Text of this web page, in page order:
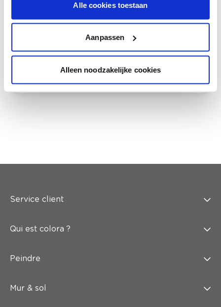
Alle cookies toestaan
Aanpassen
Alleen noodzakelijke cookies
Faites le tour de vos pièces avec l'expert
Obtenez un conseil couleur en fonction de
l'éclairage et de votre mobilier.
Service client
Qui est colora ?
Peindre
Mur & sol